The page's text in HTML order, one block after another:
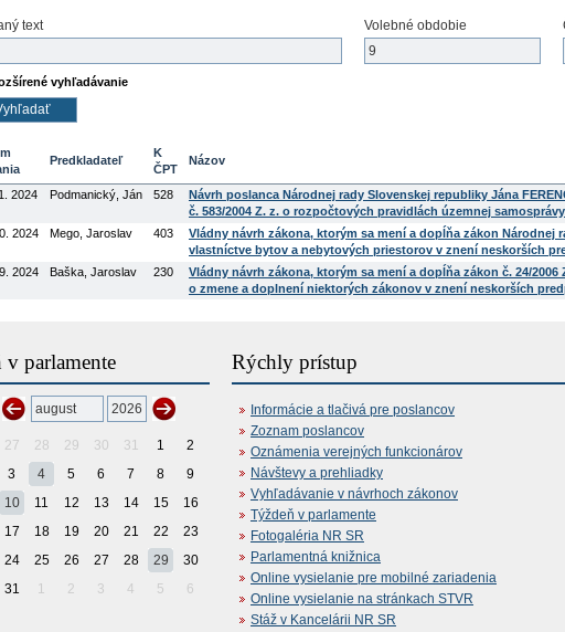
text Volebné obdobie
vyhľadávanie
Predkladateľ
K
ČPT
Názov
2024 Podmanický, Ján 528
Návrh poslanca Národnej rady Slovenskej republiky Jána
č. 583/2004 Z. z. o rozpočtových pravidlách územnej
2024 Mego, Jaroslav 403
Vládny návrh zákona, ktorým sa mení a dopĺňa zákon Národnej
vlastníctve bytov a nebytových priestorov v znení neskorších
2024 Baška, Jaroslav 230
Vládny návrh zákona, ktorým sa mení a dopĺňa zákon č. 24/
o zmene a doplnení niektorých zákonov v znení neskorších
v parlamente
27 28 29 30 31 1
2
3 4 5 6 7 8
9
10 11 12 13 14 15
16
17 18 19 20 21 22
23
24 25 26 27 28 29
30
31 1 2 3 4 5 6
Rýchly prístup
Informácie a tlačivá pre poslancov
Zoznam poslancov
Oznámenia verejných funkcionárov
Návštevy a prehliadky
Vyhľadávanie v návrhoch zákonov
Týždeň v parlamente
Fotogaléria NR SR
Parlamentná knižnica
Online vysielanie pre mobilné zariadenia
Online vysielanie na stránkach STVR
Stáž v Kancelárii NR SR